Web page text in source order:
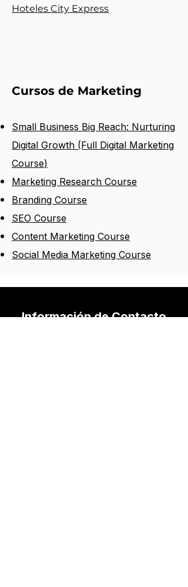
Hoteles City Express
Cursos de Marketing
Small Business Big Reach: Nurturing
Digital Growth (Full Digital Marketing
Course)
Marketing Research Course
Branding Course
SEO Course
Content Marketing Course
Social Media Marketing Course
Información de Contacto